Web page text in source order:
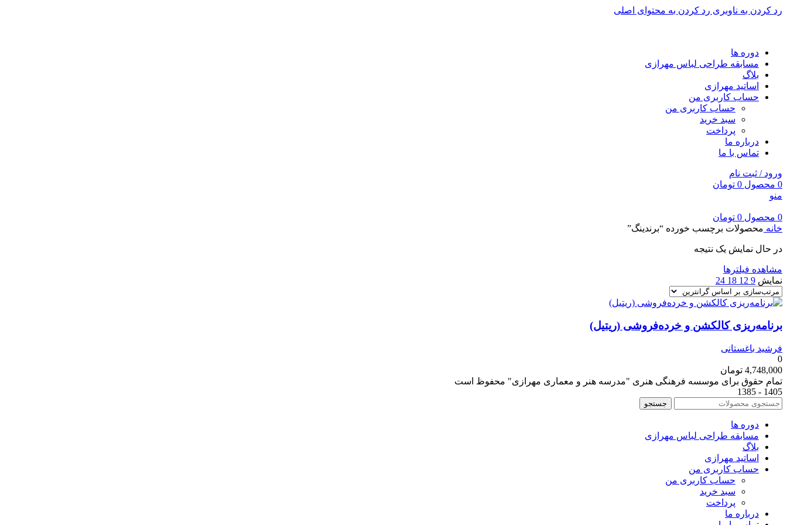
رد کردن به ناوبری رد کردن به محتوای اصلی
دوره ها
مسابقه طراحی لباس مهرازی
بلاگ
اساتید مهرازی
حساب کاربری من
حساب کاربری من
سبد خرید
پرداخت
درباره ما
تماس با ما
ورود / ثبت نام
0 محصول 0 تومان
منو
0 محصول 0 تومان
خانه محصولات برچسب خورده “برندینگ”
در حال نمایش یک نتیجه
مشاهده فیلترها
نمایش 9
12
18
24
برنامه‌ریزی کالکشن و خرده‌فروشی (ریتیل)
فرشید باغستانی
0
4,748,000 تومان
تمام حقوق برای موسسه فرهنگی هنری "مدرسه هنر و معماری مهرازی" محفوظ است
1405 - 1385
جستجو
دوره ها
مسابقه طراحی لباس مهرازی
بلاگ
اساتید مهرازی
حساب کاربری من
حساب کاربری من
سبد خرید
پرداخت
درباره ما